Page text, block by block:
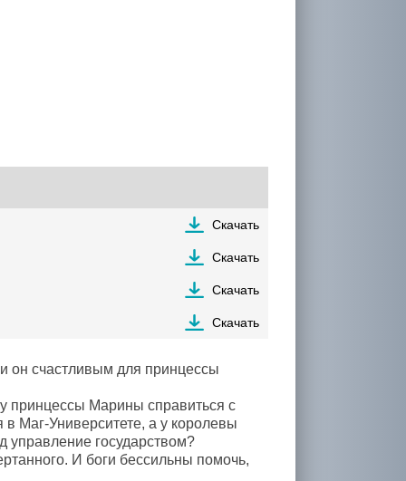
Скачать
Скачать
Скачать
Скачать
он счастливым для принцессы
принцессы Марины справиться с
в Маг-Университете, а у королевы
управление государством?
И боги бессильны помочь,